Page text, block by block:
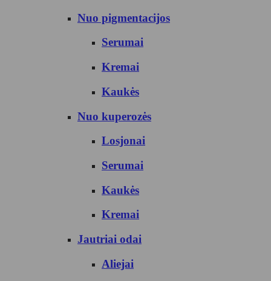
Nuo pigmentacijos
Serumai
Kremai
Kaukės
Nuo kuperozės
Losjonai
Serumai
Kaukės
Kremai
Jautriai odai
Aliejai